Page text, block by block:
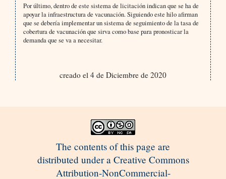
Por último, dentro de este sistema de licitación indican que se ha de
apoyar la infraestructura de vacunación. Siguiendo este hilo afirman
que se debería implementar un sistema de seguimiento de la tasa de
cobertura de vacunación que sirva como base para pronosticar la
demanda que se va a necesitar.
creado el 4 de Diciembre de 2020
The contents of this page are
distributed under a Creative Commons
Attribution-NonCommercial-